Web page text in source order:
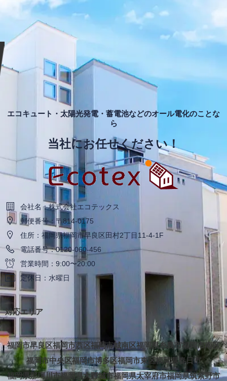
エコキュート・太陽光発電・蓄電池などのオール電化のことな
ら
当社にお任せください！
会社名：株式会社エコテックス
郵便番号：〒814-0175
住所：福岡県福岡市早良区田村2丁目11-4-1F
電話番号：0120-060-456
営業時間：9:00〜20:00
定休日：水曜日
対応エリア
福岡市早良区福岡市西区福岡市城南区福岡県糸島市福岡市南区
福岡市中央区福岡市博多区福岡市東区福岡県春日市
福岡県那珂川市福岡県大野城市福岡県太宰府市福岡県筑紫野市